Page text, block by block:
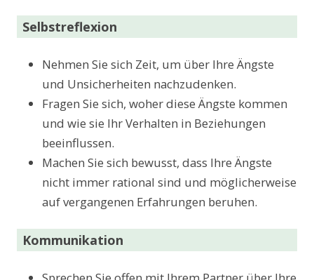
Selbstreflexion
Nehmen Sie sich Zeit, um über Ihre Ängste
und Unsicherheiten nachzudenken.
Fragen Sie sich, woher diese Ängste kommen
und wie sie Ihr Verhalten in Beziehungen
beeinflussen.
Machen Sie sich bewusst, dass Ihre Ängste
nicht immer rational sind und möglicherweise
auf vergangenen Erfahrungen beruhen.
Kommunikation